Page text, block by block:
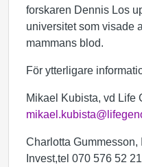
forskaren Dennis Los
universitet som visade
mammans blod.
För ytterligare
Mikael Kubista, vd Life
Charlotta Gummesson,
Invest,tel 070 576 52